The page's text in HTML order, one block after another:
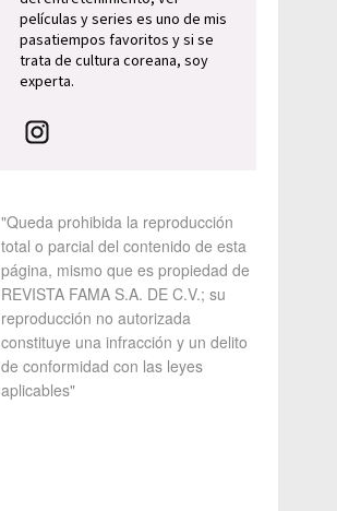
películas y series es uno de mis
pasatiempos favoritos y si se
trata de cultura coreana, soy
experta.
"Queda prohibida la reproducción
total o parcial del contenido de esta
página, mismo que es propiedad de
REVISTA FAMA S.A. DE C.V.; su
reproducción no autorizada
constituye una infracción y un delito
de conformidad con las leyes
aplicables"